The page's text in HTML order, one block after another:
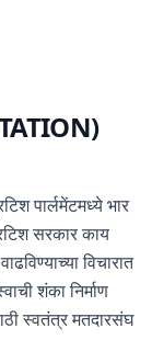
पार्लमेंटमध्ये भार
सरकार काय
विचारात
शंका निर्माण
स्वतंत्र मतदारसंघ